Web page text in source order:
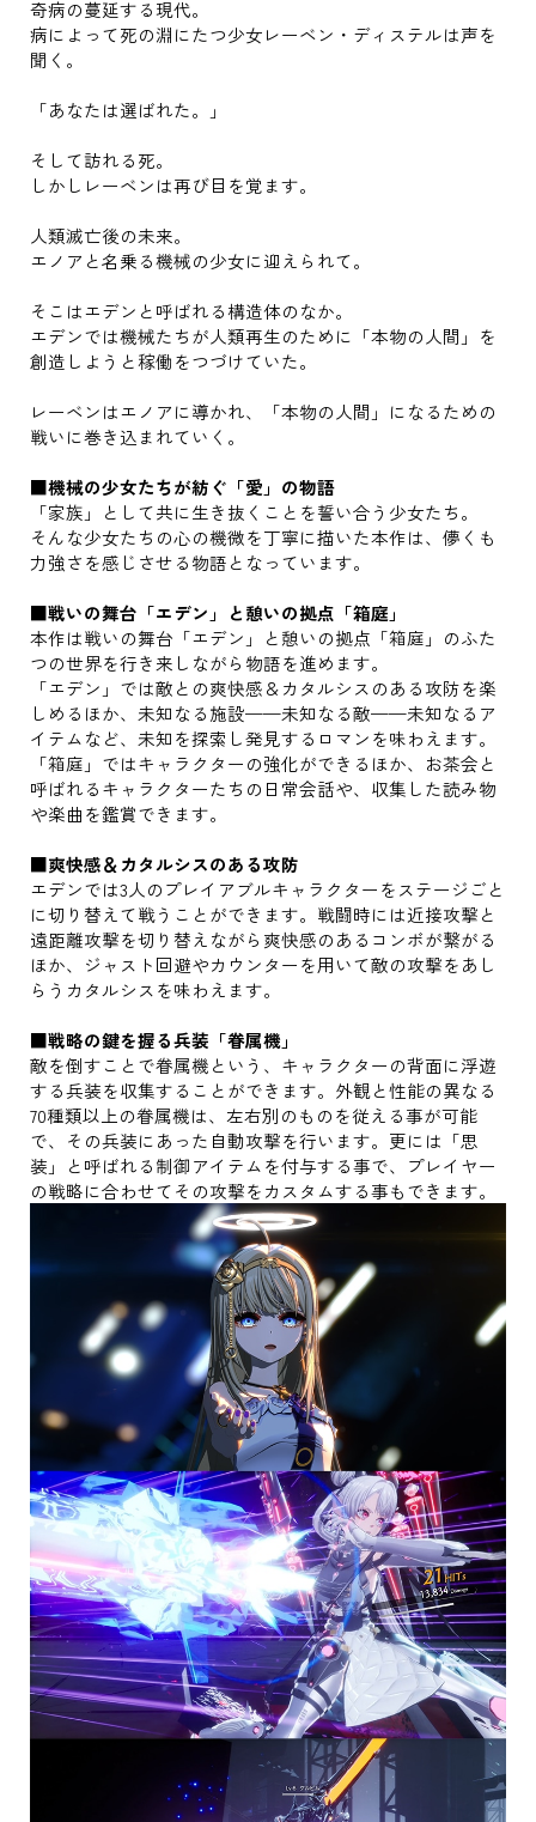
奇病の蔓延する現代。
病によって死の淵にたつ少女レーベン・ディステルは声を
聞く。
「あなたは選ばれた。」
そして訪れる死。
しかしレーベンは再び目を覚ます。
人類滅亡後の未来。
エノアと名乗る機械の少女に迎えられて。
そこはエデンと呼ばれる構造体のなか。
エデンでは機械たちが人類再生のために「本物の人間」を
創造しようと稼働をつづけていた。
レーベンはエノアに導かれ、「本物の人間」になるための
戦いに巻き込まれていく。
■機械の少女たちが紡ぐ「愛」の物語
「家族」として共に生き抜くことを誓い合う少女たち。
そんな少女たちの心の機微を丁寧に描いた本作は、儚くも
力強さを感じさせる物語となっています。
■戦いの舞台「エデン」と憩いの拠点「箱庭」
本作は戦いの舞台「エデン」と憩いの拠点「箱庭」のふた
つの世界を行き来しながら物語を進めます。
「エデン」では敵との爽快感＆カタルシスのある攻防を楽
しめるほか、未知なる施設——未知なる敵——未知なるア
イテムなど、未知を探索し発見するロマンを味わえます。
「箱庭」ではキャラクターの強化ができるほか、お茶会と
呼ばれるキャラクターたちの日常会話や、収集した読み物
や楽曲を鑑賞できます。
■爽快感＆カタルシスのある攻防
エデンでは3人のプレイアブルキャラクターをステージごと
に切り替えて戦うことができます。戦闘時には近接攻撃と
遠距離攻撃を切り替えながら爽快感のあるコンボが繋がる
ほか、ジャスト回避やカウンターを用いて敵の攻撃をあし
らうカタルシスを味わえます。
■戦略の鍵を握る兵装「眷属機」
敵を倒すことで眷属機という、キャラクターの背面に浮遊
する兵装を収集することができます。外観と性能の異なる
70種類以上の眷属機は、左右別のものを従える事が可能
で、その兵装にあった自動攻撃を行います。更には「思
装」と呼ばれる制御アイテムを付与する事で、プレイヤー
の戦略に合わせてその攻撃をカスタムする事もできます。